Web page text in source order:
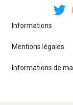
Informations
Mentions légales
Informations de